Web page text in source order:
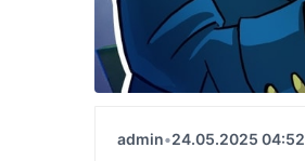
admin•24.05.2025 04:52